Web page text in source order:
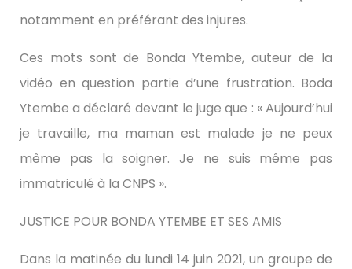
notamment en préférant des injures.
Ces mots sont de Bonda Ytembe, auteur de la
vidéo en question partie d’une frustration. Boda
Ytembe a déclaré devant le juge que : « Aujourd’hui
je travaille, ma maman est malade je ne peux
même pas la soigner. Je ne suis même pas
immatriculé à la CNPS ».
JUSTICE POUR BONDA YTEMBE ET SES AMIS
Dans la matinée du lundi 14 juin 2021, un groupe de